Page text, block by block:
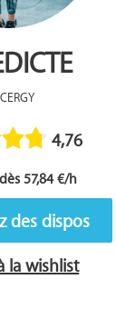
CERGY
4,76
57,84 €/h
des dispos
la wishlist